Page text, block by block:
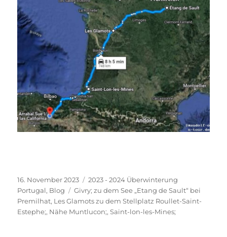
Veröffentlicht
am
16. November 2023 Kategorien
2023 - 2024 Überwinterung
Portugal, Blog Schlagwörter
Givry; zu dem See „Etang de Sault“ bei
Premilhat, Les Glamots zu dem Stellplatz Roullet-Saint-
Estephe;, Nähe Muntlucon;,Saint-lon-les-Mines;